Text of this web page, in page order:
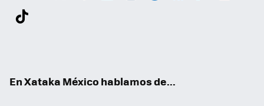
En Xataka México hablamos de...